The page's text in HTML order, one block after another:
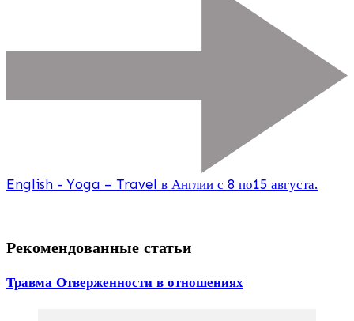
English - Yoga – Travel в Англии с 8 по15 августа.
Рекомендованные статьи
Травма Отверженности в отношениях